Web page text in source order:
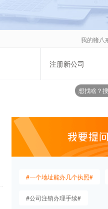
我的猪八
注册新公司
想找啥？
#一个地址能办几个执照#
#公司注销办理手续#